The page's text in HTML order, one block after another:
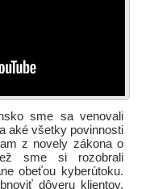
sme sa venovali
aké všetky povinnosti
z novely zákona o
sme si rozobrali
obeťou kyberútoku.
dôveru klientov.